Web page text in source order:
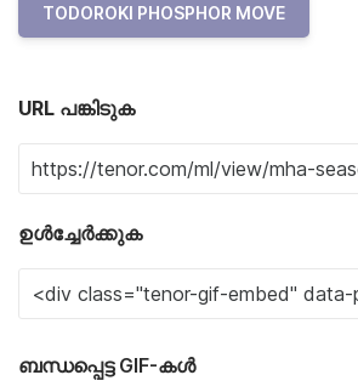
TODOROKI PHOSPHOR MOVE
URL പങ്കിടുക
ഉൾച്ചേർക്കുക
ബന്ധപ്പെട്ട GIF-കൾ